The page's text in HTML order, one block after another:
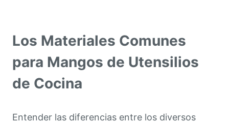
Algunas Ideas de Accesorios para
Los Materiales Comunes
para Mangos de Utensilios
de Cocina
Entender las diferencias entre los diversos